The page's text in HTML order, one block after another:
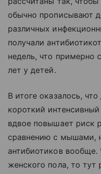
обычно прописывают
различных
получали
недель, что примерно
лет у детей.
В итоге оказалось,
короткий
вдвое повышает риск
сравнению с мышами,
антибиотиков
женского пола, то тут